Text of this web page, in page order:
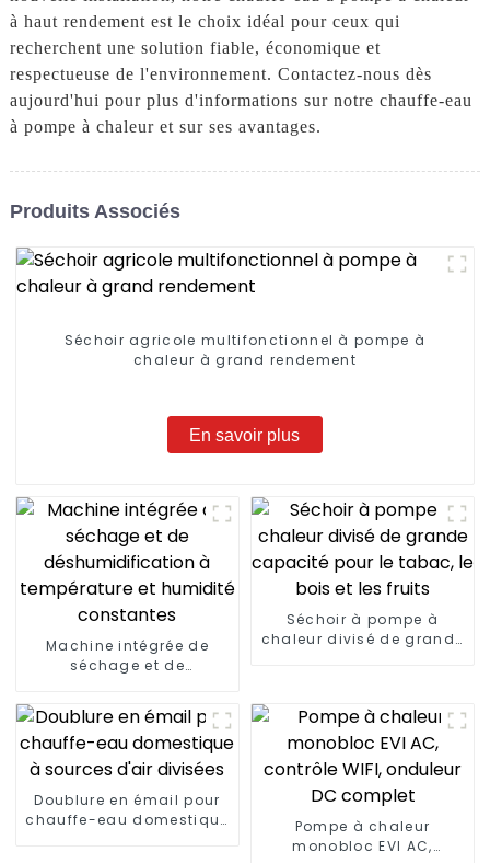
à haut rendement est le choix idéal pour ceux qui
recherchent une solution fiable, économique et
respectueuse de l'environnement. Contactez-nous dès
aujourd'hui pour plus d'informations sur notre chauffe-eau
à pompe à chaleur et sur ses avantages.
Produits Associés
Séchoir agricole multifonctionnel à pompe à
chaleur à grand rendement
En savoir plus
Machine intégrée de
séchage et de
température et humidité
constantes
Séchoir à pompe à
chaleur divisé de grande
Doublure en émail pour
chauffe-eau domestique
Pompe à chaleur
monobloc EVI AC,